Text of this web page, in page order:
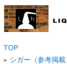
TOP
> シガー（参考掲載